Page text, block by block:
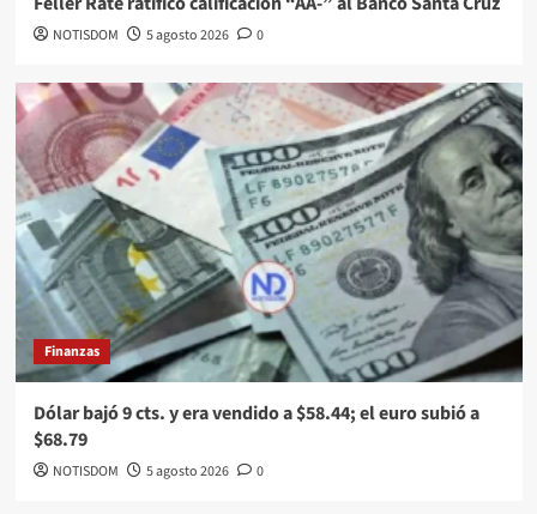
NOTISDOM 5 agosto 2026 0
Finanzas
Dólar bajó 9 cts. y era vendido a $58.44; el euro subió a
$68.79
NOTISDOM 5 agosto 2026 0